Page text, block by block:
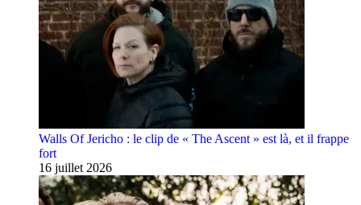
Walls Of Jericho : le clip de « The Ascent » est là, et il frappe
fort
16 juillet 2026